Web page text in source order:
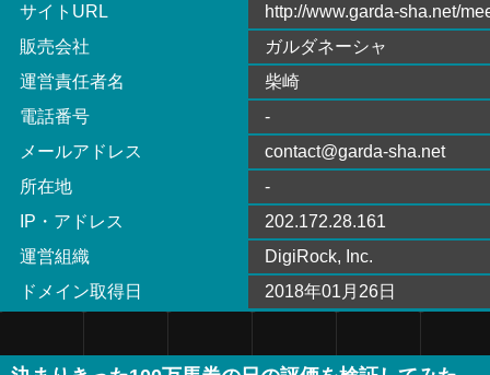
サイトURL
http://www.garda-sha.net/
販売会社
ガルダネーシャ
運営責任者名
柴崎
電話番号
-
メールアドレス
contact@garda-sha.net
所在地
-
IP・アドレス
202.172.28.161
運営組織
DigiRock, Inc.
ドメイン取得日
2018年01月26日